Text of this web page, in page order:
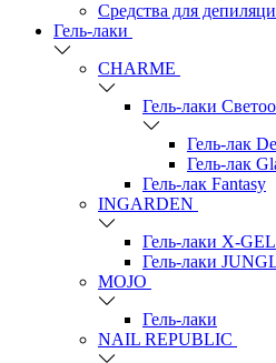
Средства для
Гель-лаки
СHARME
Гель-лаки
Гель-лак
Гель-лак
Гель-лак Fantasy
INGARDEN
Гель-лаки Х-GEL
Гель-лаки
MOJO
Гель-лаки
NAIL REPUBLIC